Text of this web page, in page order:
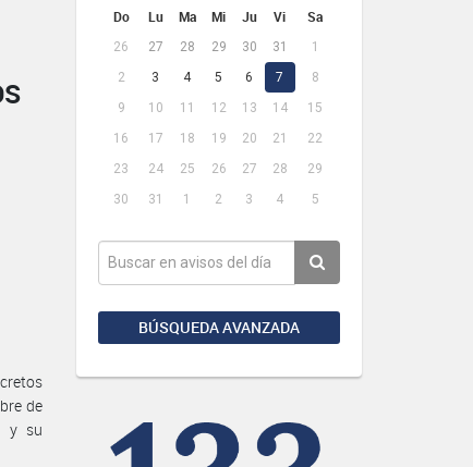
Do Lu Ma Mi Ju Vi Sa
26 27 28 29 30 31
1
2
3 4 5 6 7
8
9
10 11 12 13 14
15
16
17 18 19 20 21
22
23
24 25 26 27 28
29
30
31 1 2 3 4 5
BÚSQUEDA AVANZADA
de
y su